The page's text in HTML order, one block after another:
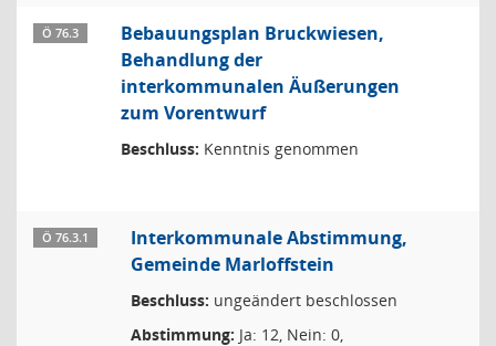
Ö 76.3
Bebauungsplan Bruckwiesen,
Behandlung der
interkommunalen Äußerungen
zum Vorentwurf
Beschluss: Kenntnis genommen
Ö 76.3.1
Interkommunale Abstimmung,
Gemeinde Marloffstein
Beschluss: ungeändert beschlossen
Abstimmung: Ja: 12, Nein: 0,